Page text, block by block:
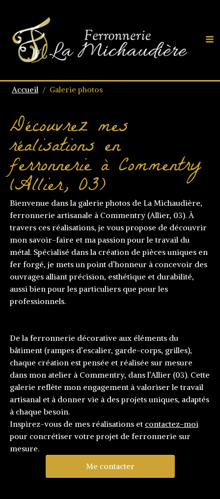
Accueil / Galerie photos
Découvrez mes
réalisations en
ferronnerie à Commentry
(Allier, 03)
Bienvenue dans la galerie photos de La Michaudière,
ferronnerie artisanale à Commentry (Allier, 03). À
travers ces réalisations, je vous propose de découvrir
mon savoir-faire et ma passion pour le travail du
métal. Spécialisé dans la création de pièces uniques en
fer forgé, je mets un point d’honneur à concevoir des
ouvrages alliant précision, esthétique et durabilité,
aussi bien pour les particuliers que pour les
professionnels.
De la ferronnerie décorative aux éléments du
bâtiment (rampes d’escalier, garde-corps, grilles),
chaque création est pensée et réalisée sur mesure
dans mon atelier à Commentry, dans l’Allier (03). Cette
galerie reflète mon engagement à valoriser le travail
artisanal et à donner vie à des projets uniques, adaptés
à chaque besoin.
Inspirez-vous de mes réalisations et contactez-moi
pour concrétiser votre projet de ferronnerie sur
mesure.
Me contacter